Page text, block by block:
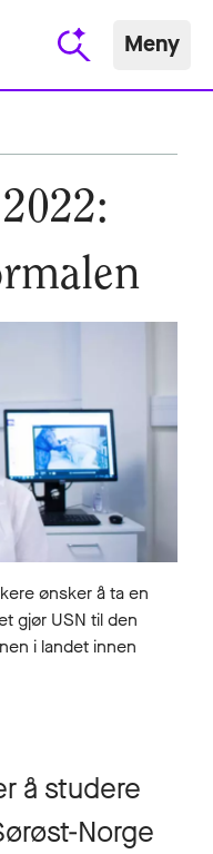
Meny
ønsker å ta en
gjør USN til den
i landet innen
å studere
Norge